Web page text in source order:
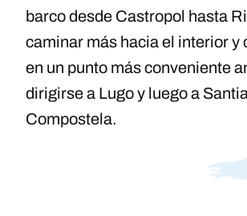
barco desde Castropol hasta
caminar más hacia el interior y
en un punto más conveniente
dirigirse a Lugo y luego a
Compostela.